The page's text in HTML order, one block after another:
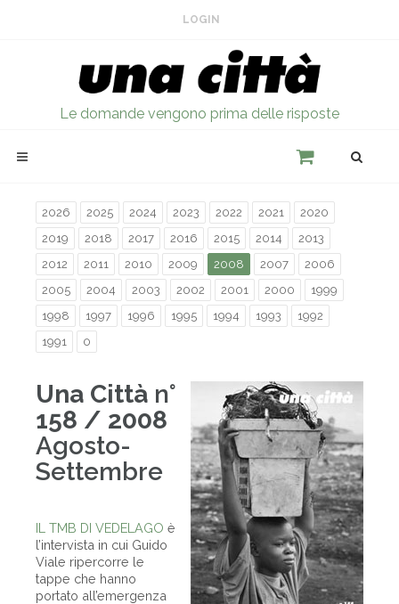
LOGIN
Le domande vengono prima delle risposte
2026 2025 2024 2023 2022 2021
2020
2019
2018 2017 2016 2015 2014
2013
2012
2011 2010 2009 2008 2007
2006
2005
2004 2003 2002 2001 2000
1999
1998
1997 1996 1995 1994 1993
1992
1991
0
Una Città n°
158 / 2008
Agosto-
Settembre
IL TMB DI VEDELAGO è
l’intervista in cui Guido
Viale ripercorre le
tappe che hanno
portato all’emergenza